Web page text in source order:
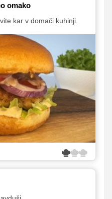
omako
kar v domači kuhinji.